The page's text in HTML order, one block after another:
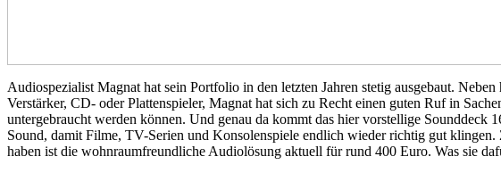
Audiospezialist Magnat hat sein Portfolio in den letzten Jahren stetig ausgebaut.
Verstärker, CD- oder Plattenspieler, Magnat hat sich zu Recht einen guten Ruf in
untergebraucht werden können. Und genau da kommt das hier vorstellige
Sound, damit Filme, TV-Serien und Konsolenspiele endlich wieder richtig gut
haben ist die wohnraumfreundliche Audiolösung aktuell für rund 400 Euro. Was sie